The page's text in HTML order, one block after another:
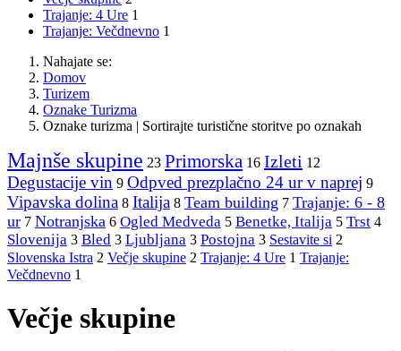
Trajanje: 4 Ure 1
Trajanje: Večdnevno 1
Nahajate se:
Domov
Turizem
Oznake Turizma
Oznake turizma | Sortirajte turistične storitve po oznakah
Majnše skupine 23 Primorska 16 Izleti 12
Degustacije vin 9 Odpved prezplačno 24 ur v naprej 9
Vipavska dolina 8 Italija 8 Team building 7 Trajanje: 6 - 8
ur 7 Notranjska 6 Ogled Medveda 5 Benetke, Italija 5 Trst 4
Slovenija 3 Bled 3 Ljubljana 3 Postojna 3 Sestavite si 2
Slovenska Istra 2 Večje skupine 2 Trajanje: 4 Ure 1 Trajanje:
Večdnevno 1
Večje skupine